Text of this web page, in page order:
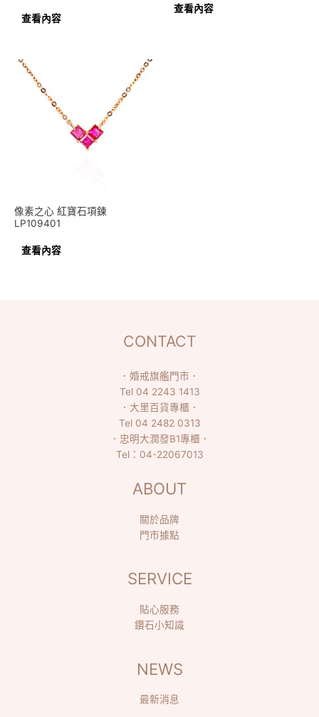
查看內容
查看內容
像素之心 紅寶石項鍊
LP109401
查看內容
CONTACT
． 婚戒旗艦門市 ．
Tel 04 2243 1413
． 大里百貨專櫃 ．
Tel 04 2482 0313
． 忠明大潤發B1專櫃 ．
Tel： 04-22067013
ABOUT
關於品牌
門市據點
SERVICE
貼心服務
鑽石小知識
NEWS
最新消息